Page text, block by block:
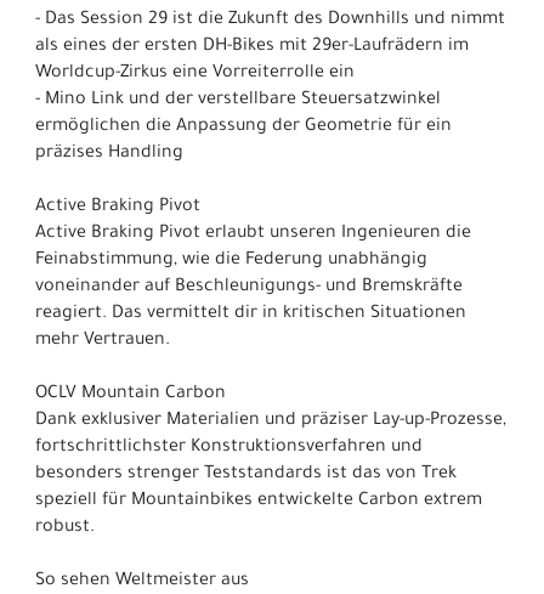
- Das Session 29 ist die Zukunft des Downhills und nimmt
als eines der ersten DH-Bikes mit 29er-Laufrädern im
Worldcup-Zirkus eine Vorreiterrolle ein
- Mino Link und der verstellbare Steuersatzwinkel
ermöglichen die Anpassung der Geometrie für ein
präzises Handling
Active Braking Pivot
Active Braking Pivot erlaubt unseren Ingenieuren die
Feinabstimmung, wie die Federung unabhängig
voneinander auf Beschleunigungs- und Bremskräfte
reagiert. Das vermittelt dir in kritischen Situationen
mehr Vertrauen.
OCLV Mountain Carbon
Dank exklusiver Materialien und präziser Lay-up-Prozesse,
fortschrittlichster Konstruktionsverfahren und
besonders strenger Teststandards ist das von Trek
speziell für Mountainbikes entwickelte Carbon extrem
robust.
So sehen Weltmeister aus